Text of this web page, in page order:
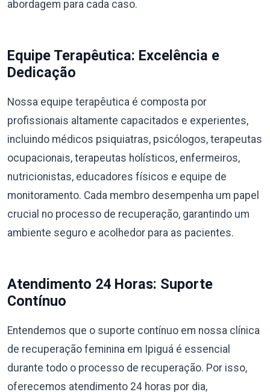
abordagem para cada caso.
Equipe Terapêutica: Excelência e
Dedicação
Nossa equipe terapêutica é composta por
profissionais altamente capacitados e experientes,
incluindo médicos psiquiatras, psicólogos, terapeutas
ocupacionais, terapeutas holísticos, enfermeiros,
nutricionistas, educadores físicos e equipe de
monitoramento. Cada membro desempenha um papel
crucial no processo de recuperação, garantindo um
ambiente seguro e acolhedor para as pacientes.
Atendimento 24 Horas: Suporte
Contínuo
Entendemos que o suporte contínuo em nossa clínica
de recuperação feminina em Ipiguá é essencial
durante todo o processo de recuperação. Por isso,
oferecemos atendimento 24 horas por dia,